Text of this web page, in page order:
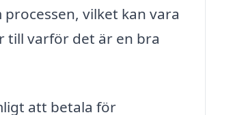
vilket kan vara
till varför det är en bra
att betala för